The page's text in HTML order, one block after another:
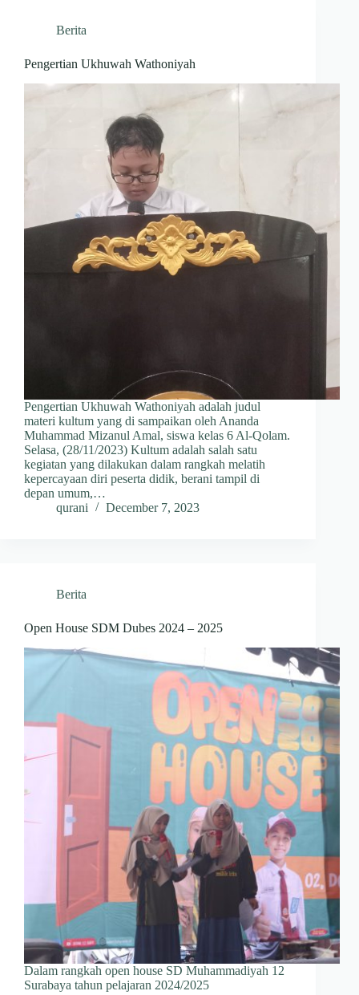
Berita
Pengertian Ukhuwah Wathoniyah
Pengertian Ukhuwah Wathoniyah adalah judul
materi kultum yang di sampaikan oleh Ananda
Muhammad Mizanul Amal, siswa kelas 6 Al-Qolam.
Selasa, (28/11/2023) Kultum adalah salah satu
kegiatan yang dilakukan dalam rangkah melatih
kepercayaan diri peserta didik, berani tampil di
depan umum,…
qurani
December 7, 2023
Berita
Open House SDM Dubes 2024 – 2025
Dalam rangkah open house SD Muhammadiyah 12
Surabaya tahun pelajaran 2024/2025